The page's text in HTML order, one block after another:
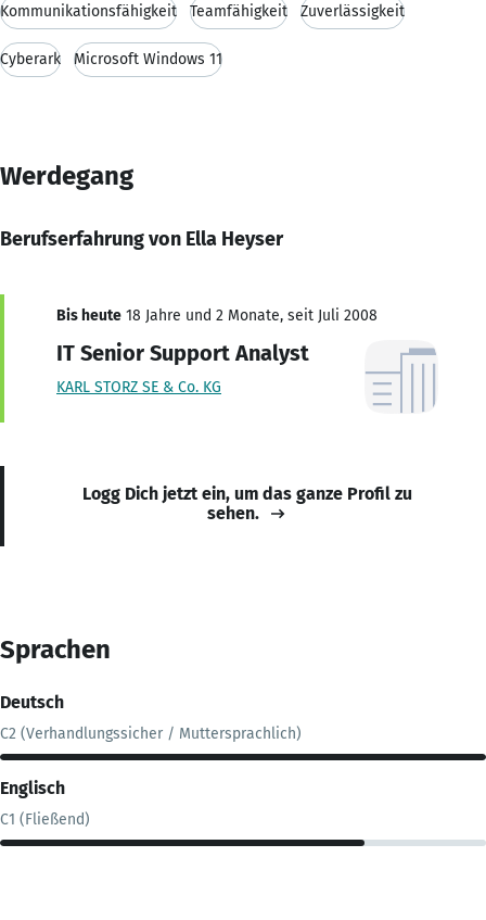
Kommunikationsfähigkeit Teamfähigkeit Zuverlässigkeit
Cyberark Microsoft Windows 11
Werdegang
Berufserfahrung von Ella Heyser
Bis heute 18 Jahre und 2 Monate, seit Juli 2008
IT Senior Support Analyst
KARL STORZ SE & Co. KG
Logg Dich jetzt ein, um das ganze Profil zu
sehen.
Sprachen
Deutsch
C2 (Verhandlungssicher / Muttersprachlich)
Englisch
C1 (Fließend)